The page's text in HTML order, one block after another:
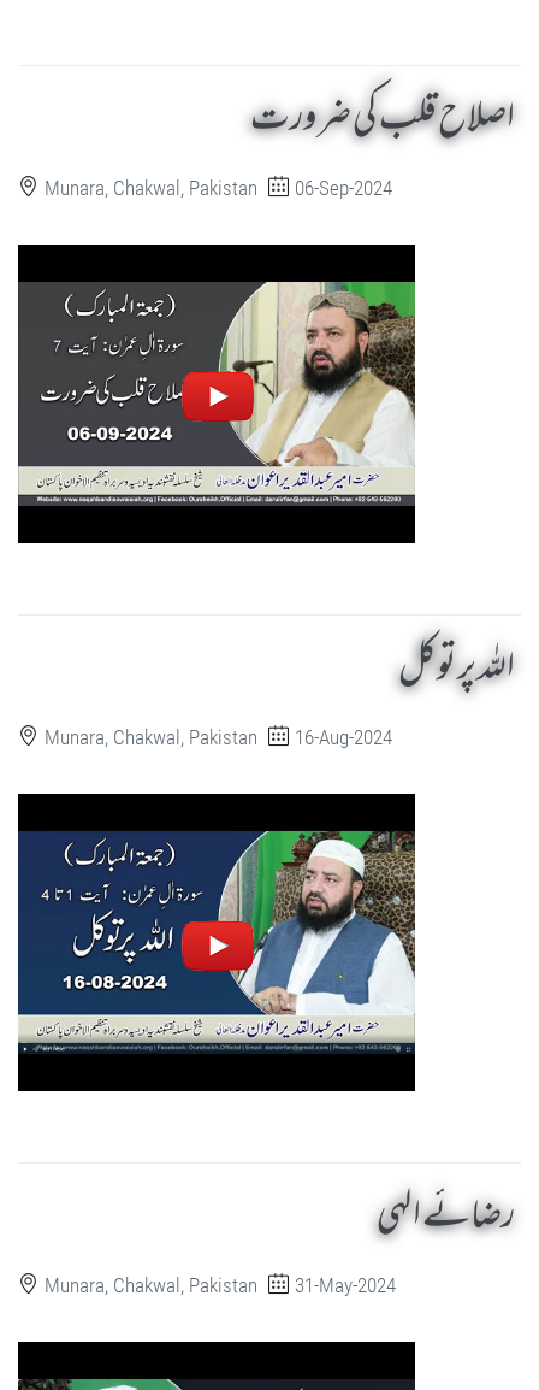
اصلاح قلب کی ضرورت
Munara, Chakwal, Pakistan 06-Sep-2024
اللہ پر توکل
Munara, Chakwal, Pakistan 16-Aug-2024
رضائے الہی
Munara, Chakwal, Pakistan 31-May-2024